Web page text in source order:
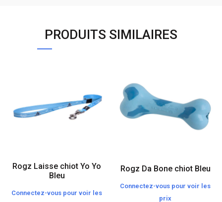
PRODUITS SIMILAIRES
Rogz Laisse chiot Yo Yo
Bleu
Connectez-vous pour voir les
Rogz Da Bone chiot Bleu
Connectez-vous pour voir les
prix